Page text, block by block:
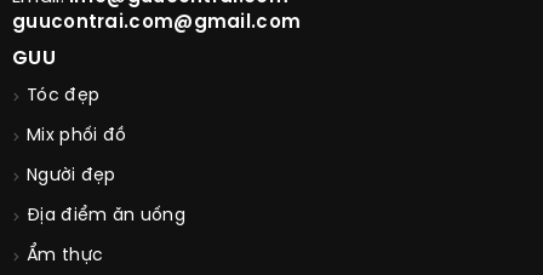
guucontrai.com@gmail.com
GUU
Tóc đẹp
Mix phối đồ
Người đẹp
Địa điểm ăn uống
Ẩm thực